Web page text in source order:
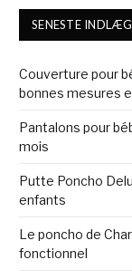
SENESTE INDLÆG
Couverture pour
bonnes mesures
Pantalons pour
mois
Putte Poncho
enfants
Le poncho de
fonctionnel